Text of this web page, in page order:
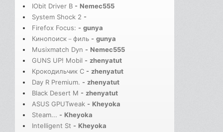
IObit Driver B - Nemec555
System Shock 2 -
Firefox Focus: - gunya
Кинопоиск－филь - gunya
Musixmatch Dyn - Nemec555
GUNS UP! Mobil - zhenyatut
Крокодильчик С - zhenyatut
Day R Premium. - zhenyatut
Black Desert M - zhenyatut
ASUS GPUTweak - Kheyoka
Steam... - Kheyoka
Intelligent St - Kheyoka